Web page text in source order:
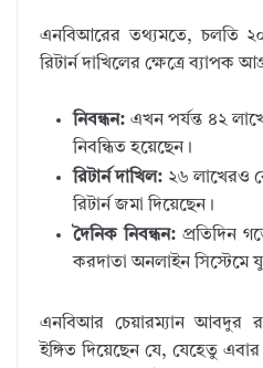
এনবিআরের তথ্যমতে, চলতি
রিটার্ন দাখিলের ক্ষেত্রে ব্যাপক
নিবন্ধন: এখন পর্যন্ত ৪২
নিবন্ধিত হয়েছেন।
রিটার্ন দাখিল: ২৬ লাখেরও
রিটার্ন জমা দিয়েছেন।
দৈনিক নিবন্ধন: প্রতিদিন
করদাতা অনলাইন সিস্টেমে
এনবিআর চেয়ারম্যান আবদুর
ইঙ্গিত দিয়েছেন যে, যেহেতু